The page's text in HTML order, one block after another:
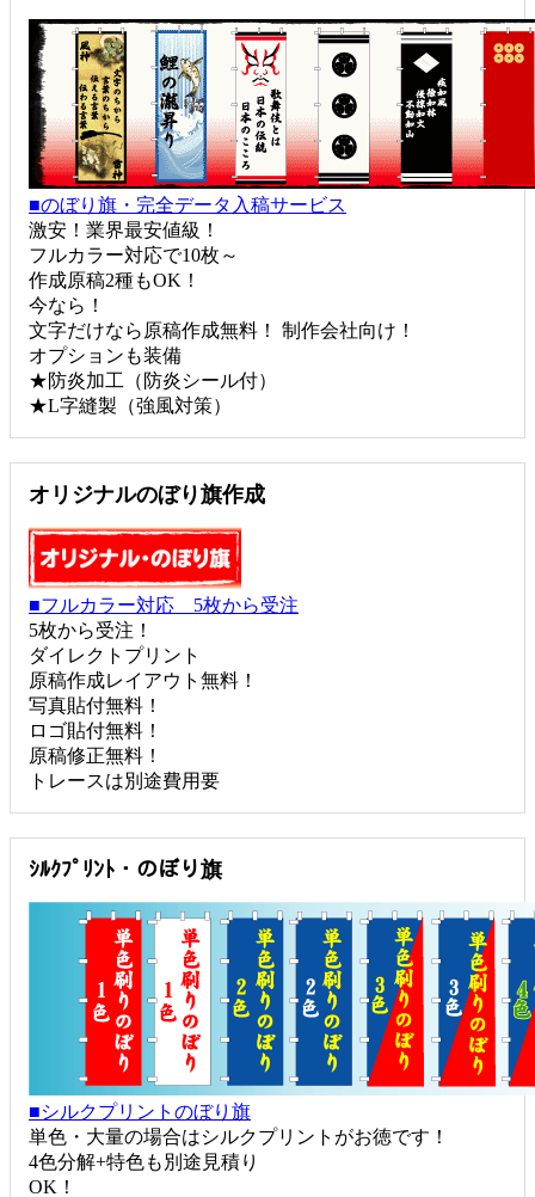
■のぼり旗・完全データ入稿サービス
激安！業界最安値級！
フルカラー対応で10枚～
作成原稿2種もOK！
今なら！
文字だけなら原稿作成無料！ 制作会社向け！
オプションも装備
★防炎加工（防炎シール付）
★L字縫製（強風対策）
オリジナルのぼり旗作成
■フルカラー対応 5枚から受注
5枚から受注！
ダイレクトプリント
原稿作成レイアウト無料！
写真貼付無料！
ロゴ貼付無料！
原稿修正無料！
トレースは別途費用要
ｼﾙｸﾌﾟﾘﾝﾄ・のぼり旗
■シルクプリントのぼり旗
単色・大量の場合はシルクプリントがお徳です！
4色分解+特色も別途見積り
OK！